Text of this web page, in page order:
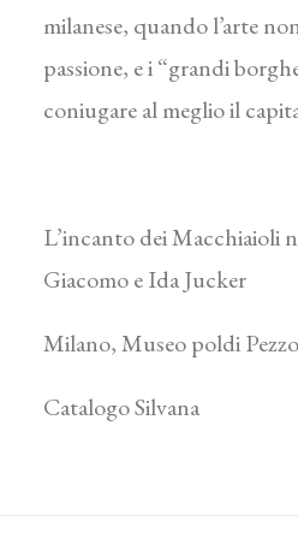
milanese, quando l’arte
passione, e i “grandi
coniugare al meglio il
L’incanto dei Macchiaioli
Giacomo e Ida Jucker
Milano, Museo poldi
Catalogo Silvana